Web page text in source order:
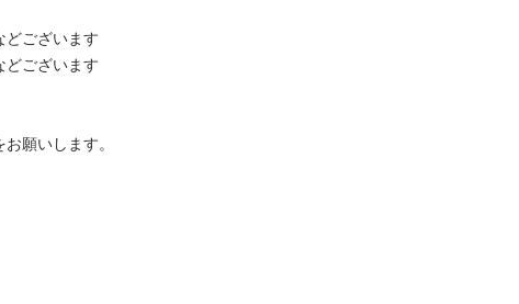
どございます
どございます
願いします。